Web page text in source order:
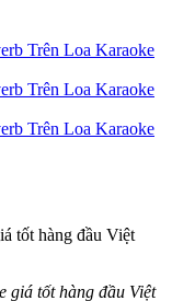
Trên Loa Karaoke
Trên Loa Karaoke
Trên Loa Karaoke
tốt hàng đầu Việt